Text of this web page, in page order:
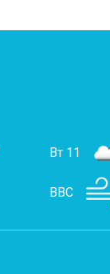
Вт 11
ВВС